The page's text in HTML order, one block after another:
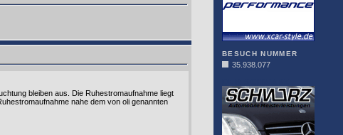
bleiben aus. Die Ruhestromaufnahme liegt
nahe dem von oli genannten
BESUCH NUMMER
35.938.077